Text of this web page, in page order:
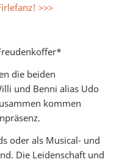
>>>
die beiden
und Benni alias Udo
kommen
oder als Musical- und
Die Leidenschaft und